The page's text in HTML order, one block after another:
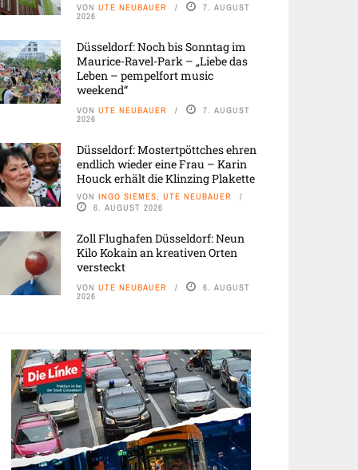
VON UTE NEUBAUER 7. AUGUST
2026
Düsseldorf: Noch bis Sonntag im
Maurice-Ravel-Park – „Liebe das
Leben – pempelfort music
weekend“
VON UTE NEUBAUER 7. AUGUST
2026
Düsseldorf: Mostertpöttches ehren
endlich wieder eine Frau – Karin
Houck erhält die Klinzing Plakette
VON INGO SIEMES, UTE NEUBAUER
6. AUGUST 2026
Zoll Flughafen Düsseldorf: Neun
Kilo Kokain an kreativen Orten
versteckt
VON UTE NEUBAUER 6. AUGUST
2026